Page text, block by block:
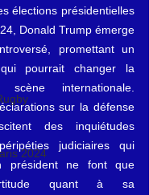
2024
élections présidentielles
Donald Trump émerge
promettant un
pourrait changer la
internationale.
sur la défense
des inquiétudes
judiciaires qui
président ne font que
quant à sa